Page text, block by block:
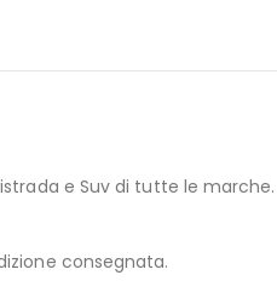
e Suv di tutte le marche.
consegnata.